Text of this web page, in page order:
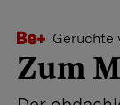
Gerüchte
Zum